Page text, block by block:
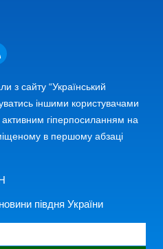
з сайту “Український
іншими користувачами
гіперпосиланням на
в першому абзаці
півдня України